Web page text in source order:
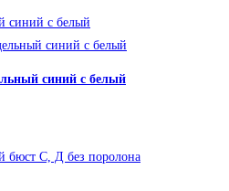
синий с белый